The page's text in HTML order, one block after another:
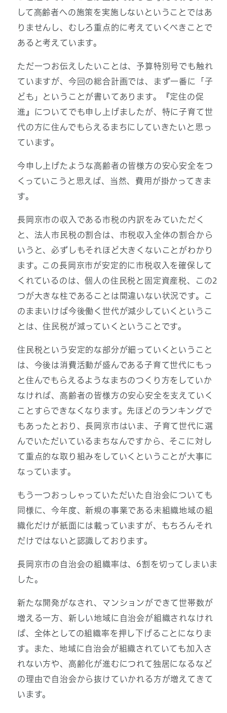
して高齢者への施策を実施しないということではあ
りませんし、むしろ重点的に考えていくべきことで
あると考えています。
ただ一つお伝えしたいことは、予算特別号でも触れ
ていますが、今回の総合計画では、まず一番に「子
ども」ということが書いてあります。『定住の促
進』についてでも申し上げましたが、特に子育て世
代の方に住んでもらえるまちにしていきたいと思っ
ています。
今申し上げたような高齢者の皆様方の安心安全をつ
くっていこうと思えば、当然、費用が掛かってきま
す。
長岡京市の収入である市税の内訳をみていただく
と、法人市民税の割合は、市税収入全体の割合から
いうと、必ずしもそれほど大きくないことがわかり
ます。この長岡京市が安定的に市税収入を確保して
くれているのは、個人の住民税と固定資産税、この2
つが大きな柱であることは間違いない状況です。こ
のままいけば今後働く世代が減少していくというこ
とは、住民税が減っていくということです。
住民税という安定的な部分が細っていくということ
は、今後は消費活動が盛んである子育て世代にもっ
と住んでもらえるようなまちのつくり方をしていか
なければ、高齢者の皆様方の安心安全を支えていく
ことすらできなくなります。先ほどのランキングで
もあったとおり、長岡京市はいま、子育て世代に選
んでいただいているまちなんですから、そこに対し
て重点的な取り組みをしていくということが大事に
なっています。
もう一つおっしゃっていただいた自治会についても
同様に、今年度、新規の事業である未組織地域の組
織化だけが紙面には載っていますが、もちろんそれ
だけではないと認識しております。
長岡京市の自治会の組織率は、6割を切ってしまいま
した。
新たな開発がなされ、マンションができて世帯数が
増える一方、新しい地域に自治会が組織されなけれ
ば、全体としての組織率を押し下げることになりま
す。また、地域に自治会が組織されていても加入さ
れない方や、高齢化が進むにつれて独居になるなど
の理由で自治会から抜けていかれる方が増えてきて
います。